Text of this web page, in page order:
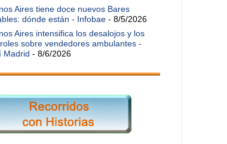
Aires tiene doce nuevos Bares
dónde están - Infobae - 8/5/2026
Aires intensifica los desalojos y los
sobre vendedores ambulantes -
Madrid - 8/6/2026